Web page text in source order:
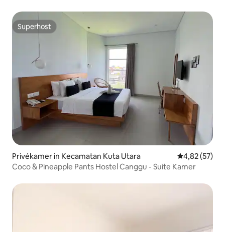
Superhost
Superhost
Privékamer in Kecamatan Kuta Utara Gemiddelde
4,82 (57)
Coco & Pineapple Pants Hostel Canggu - Suite Kamer